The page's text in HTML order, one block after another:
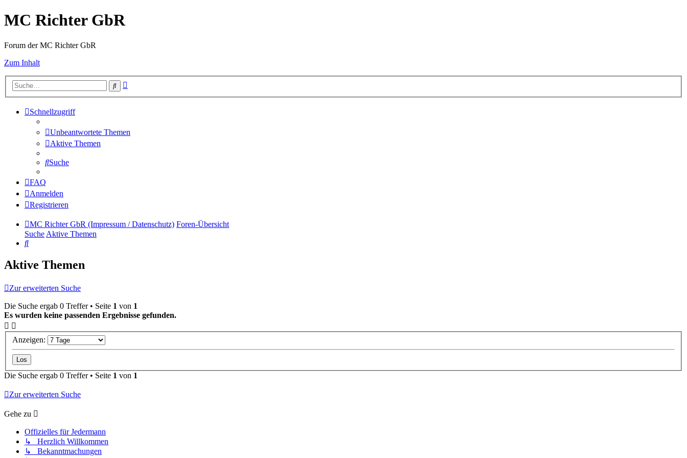
MC Richter GbR
Forum der MC Richter GbR
Zum Inhalt
Suche
Schnellzugriff
Unbeantwortete Themen
Aktive Themen
Suche
FAQ
Anmelden
Registrieren
MC Richter GbR (Impressum / Datenschutz) Foren-Übersicht
SucheAktive Themen
Suche
Aktive Themen
Zur erweiterten Suche
Die Suche ergab 0 Treffer • Seite 1 von 1
Es wurden keine passenden Ergebnisse gefunden.
Anzeigen:
Die Suche ergab 0 Treffer • Seite 1 von 1
Zur erweiterten Suche
Gehe zu
Offizielles für Jedermann
↳ Herzlich Willkommen
↳ Bekanntmachungen